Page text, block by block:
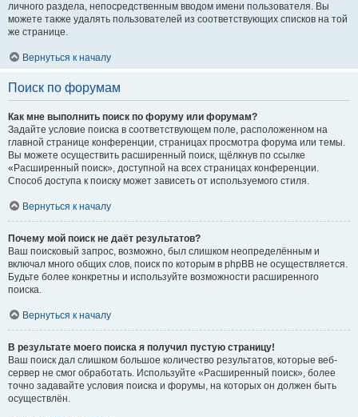
личного раздела, непосредственным вводом имени пользователя. Вы
можете также удалять пользователей из соответствующих списков на той
же странице.
Вернуться к началу
Поиск по форумам
Как мне выполнить поиск по форуму или форумам?
Задайте условие поиска в соответствующем поле, расположенном на
главной странице конференции, страницах просмотра форума или темы.
Вы можете осуществить расширенный поиск, щёлкнув по ссылке
«Расширенный поиск», доступной на всех страницах конференции.
Способ доступа к поиску может зависеть от используемого стиля.
Вернуться к началу
Почему мой поиск не даёт результатов?
Ваш поисковый запрос, возможно, был слишком неопределённым и
включал много общих слов, поиск по которым в phpBB не осуществляется.
Будьте более конкретны и используйте возможности расширенного
поиска.
Вернуться к началу
В результате моего поиска я получил пустую страницу!
Ваш поиск дал слишком большое количество результатов, которые веб-
сервер не смог обработать. Используйте «Расширенный поиск», более
точно задавайте условия поиска и форумы, на которых он должен быть
осуществлён.